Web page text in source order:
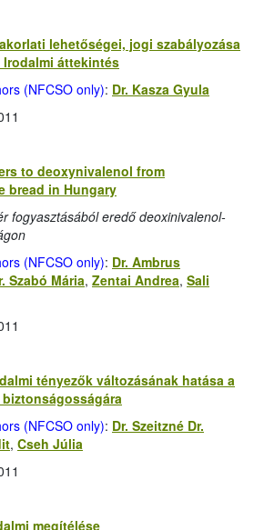
lehetőségei, jogi szabályozása
áttekintés
(NFCSO only): Dr. Kasza Gyula
to deoxynivalenol from
bread in Hungary
fogyasztásából eredő deoxinivalenol-
(NFCSO only): Dr. Ambrus
Szabó Mária, Zentai Andrea, Sali
tényezők változásának hatása a
(NFCSO only): Dr. Szeitzné Dr.
, Cseh Júlia
megítélése